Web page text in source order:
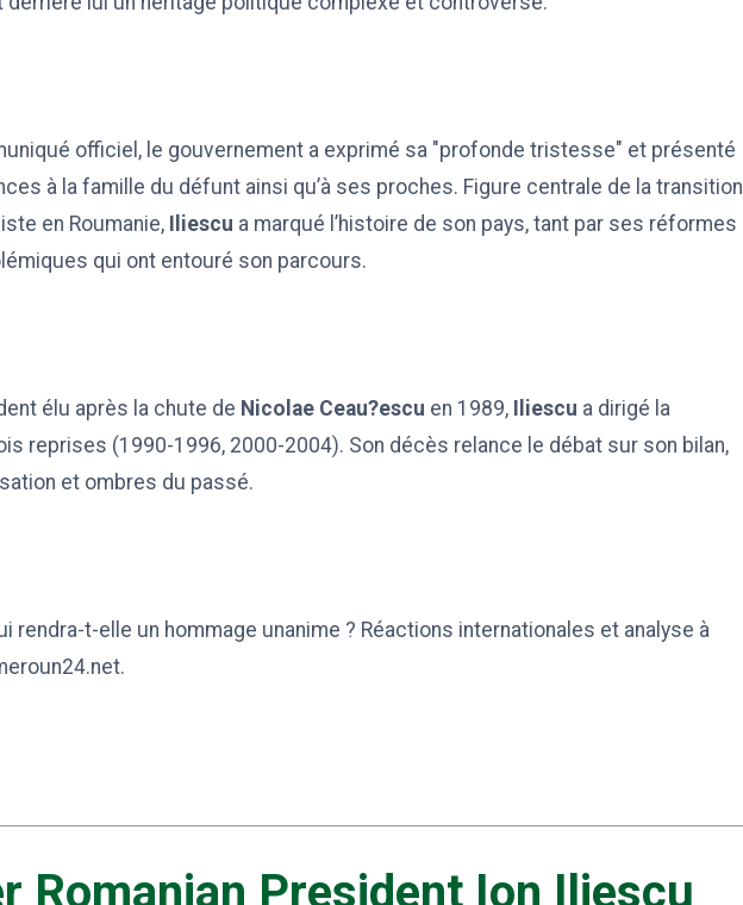
officiel, le gouvernement a exprimé sa "profonde tristesse" et présenté
à la famille du défunt ainsi qu’à ses proches. Figure centrale de la transition
en Roumanie,
Iliescu a marqué l’histoire de son pays, tant par ses réformes
qui ont entouré son parcours.
élu après la chute de Nicolae Ceau?escu en 1989, Iliescu a dirigé la
reprises (1990-1996, 2000-2004). Son décès relance le débat sur son bilan,
et ombres du passé.
rendra-t-elle un hommage unanime ? Réactions internationales et analyse à
Romanian President Ion Iliescu